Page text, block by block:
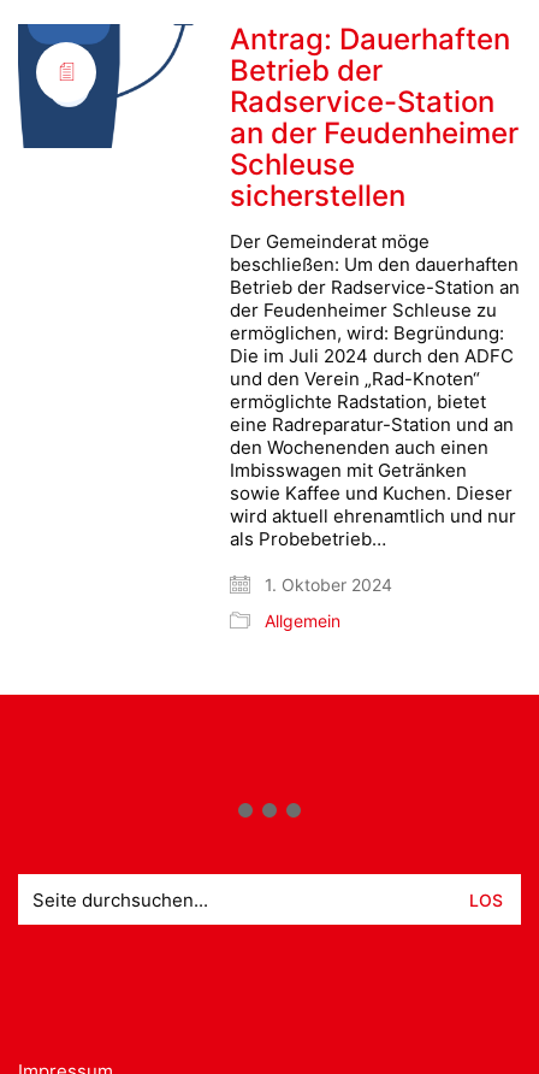
Antrag: Dauerhaften
Betrieb der
Radservice-Station
an der Feudenheimer
Schleuse
sicherstellen
Der Gemeinderat möge
beschließen: Um den dauerhaften
Betrieb der Radservice-Station an
der Feudenheimer Schleuse zu
ermöglichen, wird: Begründung:
Die im Juli 2024 durch den ADFC
und den Verein „Rad-Knoten“
ermöglichte Radstation, bietet
eine Radreparatur-Station und an
den Wochenenden auch einen
Imbisswagen mit Getränken
sowie Kaffee und Kuchen. Dieser
wird aktuell ehrenamtlich und nur
als Probebetrieb…
1. Oktober 2024
Allgemein
nach: